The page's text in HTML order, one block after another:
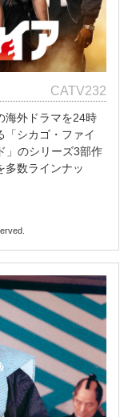
CATV232
海外ドラマを24時
「シカゴ・ファイ
」のシリーズ3部作
多数ラインナッ